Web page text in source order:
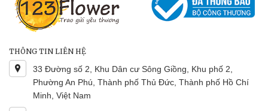
THÔNG TIN LIÊN HỆ
33 Đường số 2, Khu Dân cư Sông Giồng, Khu phố 2,
Phường An Phú, Thành phố Thủ Đức, Thành phố Hồ Chí
Minh, Việt Nam